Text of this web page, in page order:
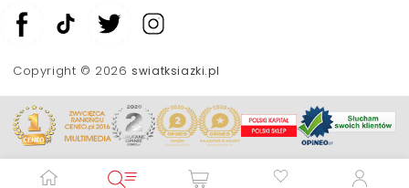
Copyright © 2026swiatksiazki.pl
Zwiększ rozmiar czcionki
Skala szarości